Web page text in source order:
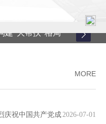
建“大帮扶”格局
MORE
2026-07-01
祝中国共产党成